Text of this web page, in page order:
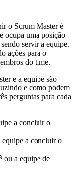
o Scrum Master é
ocupa uma posição
servir a equipe.
ações para o
do time.
e a equipe são
e como podem
perguntas para cada
a concluir o
equipe a concluir o
ou a equipe de